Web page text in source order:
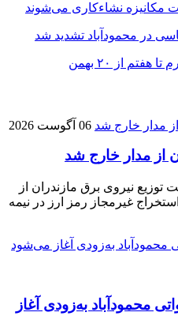
در محمودآباد تشدید شد
از ۲۰ بهمن
06 آگوست 2026
توزیع نیروی برق مازندران از
۱۹ دستگاه استخراج غیرمجاز رمز ارز در نیمه
نیروگاه ۵۰۰ مگاواتی محمودآباد به‌زودی آغاز